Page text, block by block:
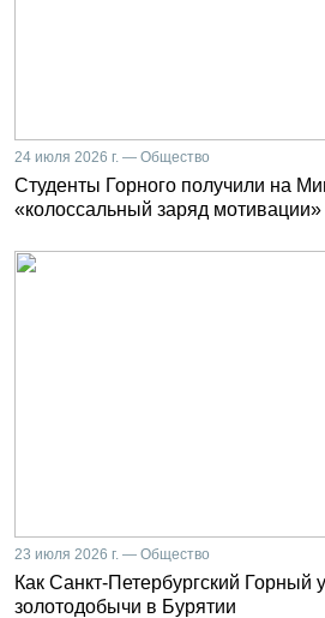
24 июля 2026 г. — Общество
Студенты Горного получили на
«колоссальный заряд мотивации»
23 июля 2026 г. — Общество
Как Санкт-Петербургский Горный
золотодобычи в Бурятии